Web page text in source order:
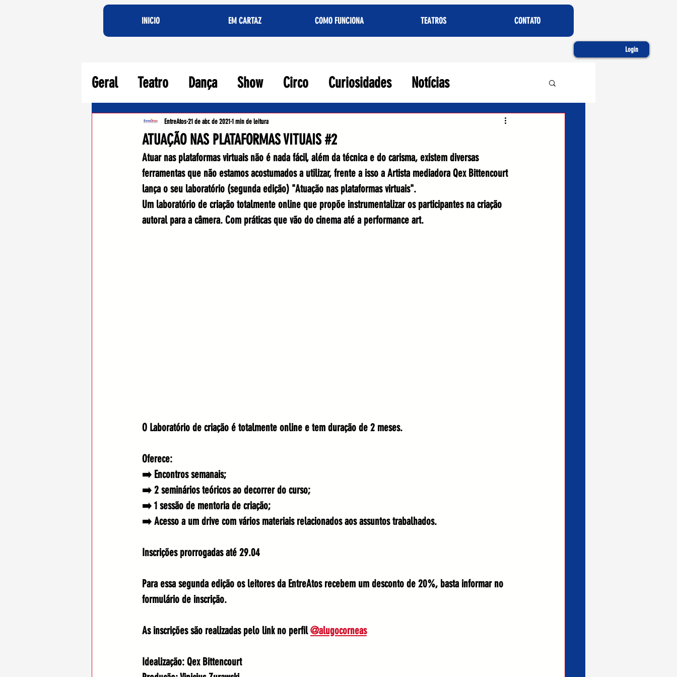
INICIO EM CARTAZ COMO FUNCIONA TEATROS CONTATO
Login
Geral Teatro Dança Show Circo Curiosidades Notícias
Agora Crítica Teatral
ATUAÇÃO NAS PLATAFORMAS VITUAIS #2
EntreAtos21 de abr. de 20211 min de leitura
Atuar nas plataformas virtuais não é nada fácil, além da técnica e do carisma, existem diversas
ferramentas que não estamos acostumados a utilizar, frente a isso a Artista mediadora Qex Bittencourt
lança o seu laboratório (segunda edição) "Atuação nas plataformas virtuais".
Um laboratório de criação totalmente online que propõe instrumentalizar os participantes na criação
autoral para a câmera. Com práticas que vão do cinema até a performance art.
O Laboratório de criação é totalmente online e tem duração de 2 meses.
Oferece:
➡️ Encontros semanais;
➡️ 2 seminários teóricos ao decorrer do curso;
➡️ 1 sessão de mentoria de criação;
➡️ Acesso a um drive com vários materiais relacionados aos assuntos trabalhados.
Inscrições prorrogadas até 29.04
Para essa segunda edição os leitores da EntreAtos recebem um desconto de 20%, basta informar no
formulário de inscrição.
As inscrições são realizadas pelo link no perfil @alugocorneas
Idealização: Qex Bittencourt